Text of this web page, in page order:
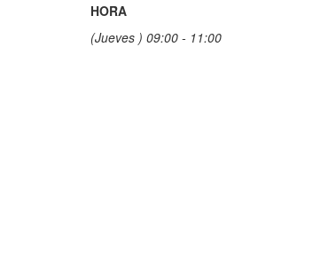
HORA
(Jueves ) 09:00 - 11:00